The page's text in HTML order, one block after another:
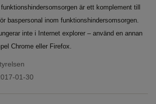
är ett komplement till
baspersonal inom funktionshindersomsorgen.
inte i Internet explorer – använd en annan
Chrome eller Firefox.
01-30